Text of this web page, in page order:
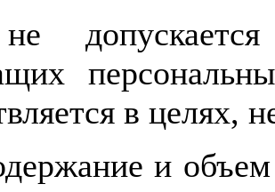
в целях,
и